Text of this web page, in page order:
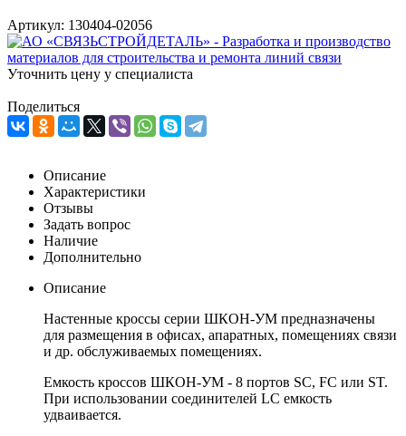
Артикул: 130404-02056
Уточнить цену у специалиста
Поделиться
Описание
Характеристики
Отзывы
Задать вопрос
Наличие
Дополнительно
Описание
Настенные кроссы серии ШКОН-УМ предназначены
для размещения в офисах, апаратных, помещениях связи
и др. обслуживаемых помещениях.
Емкость кроссов ШКОН-УМ - 8 портов SC, FC или ST.
При использовании соединителей LC емкость
удваивается.